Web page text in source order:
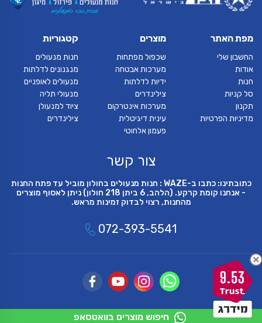
חיפוש מוצרים בוואטסאפ
מפת האתר
החשבון שלי
אודות
חנות
סל קניות
תקנון
מדיניות הפרטיות
מוצרים
שכפול מפתחות
מערכות אבטחה
ידיות לדלתות
צילינדרים
מערכות אינטרקום
עינית דיגיטלית
פעמון אלחוטי
קטגוריות
חנות מנעולים
מנגנונים לדלתות
מנעולים לאופניים
מנעולי תליה
ציוד למנעולן
צילינדרים
צור קשר
כתובתינו: כתבו ב-WAZE : חנות מנעולים בחולון מוביל עד פתח החנות
- אנחנו קומת קרקע. (הלהב, 6 ביתן 218 חולון) ניתן לאסוף מוצרים
מהחנות, רצוי לבדוק זמינות מראש.
072-393-5541
© כל הזכויות שמורות 2018 פיתוח ועיצוב חנויות און ליין
9.53